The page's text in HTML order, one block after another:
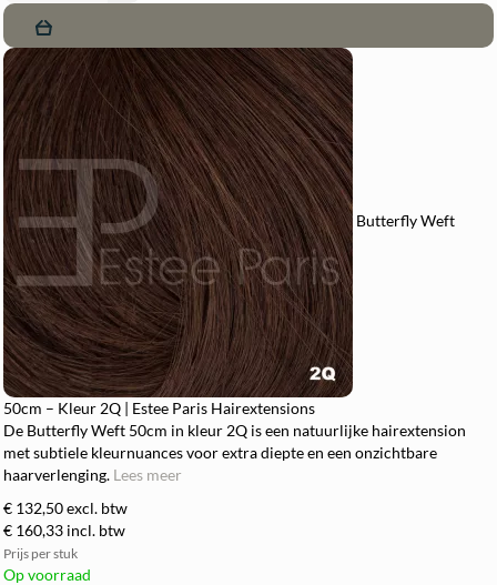
Butterfly Weft
50cm – Kleur 2Q | Estee Paris Hairextensions
De Butterfly Weft 50cm in kleur 2Q is een natuurlijke hairextension
met subtiele kleurnuances voor extra diepte en een onzichtbare
haarverlenging. Lees meer
€ 132,50excl. btw
€ 160,33 incl. btw
Prijs per stuk
Op voorraad